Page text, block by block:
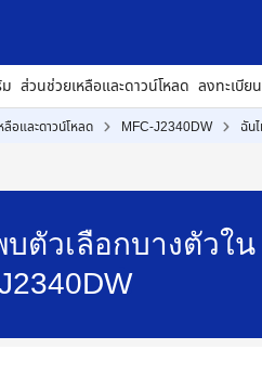
ส่วนช่วยเหลือและดาวน์โหลด ลงทะเบีย
อและดาวน์โหลด MFC-J2340DW ฉัน
ตัวเลือกบางตัวใ